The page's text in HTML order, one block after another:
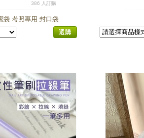
386 人訂購
袋 考照專用 封口袋
選購